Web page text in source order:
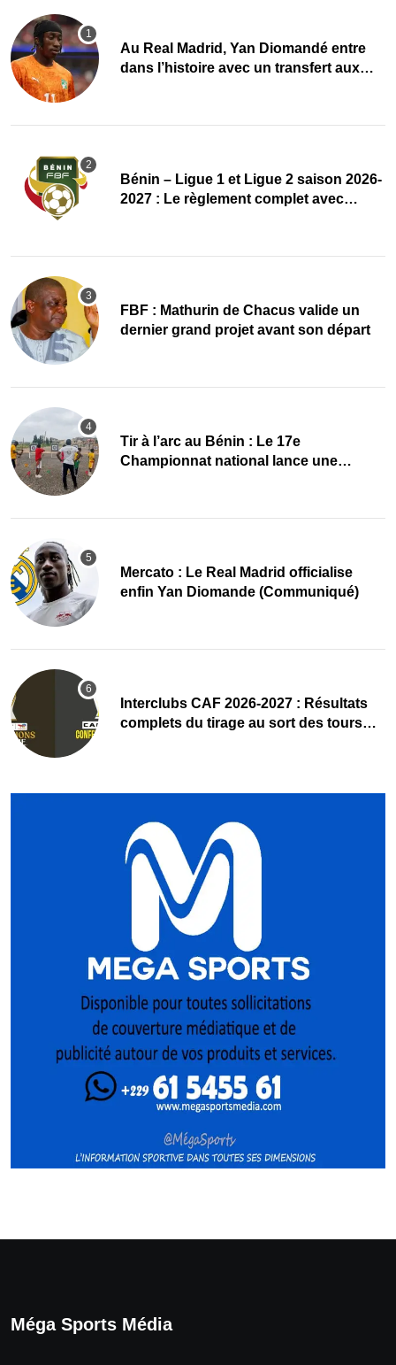
Au Real Madrid, Yan Diomandé entre
dans l’histoire avec un transfert aux
Bénin – Ligue 1 et Ligue 2 saison 2026-
2027 : Le règlement complet avec
FBF : Mathurin de Chacus valide un
dernier grand projet avant son départ
Tir à l’arc au Bénin : Le 17e
Championnat national lance une
Mercato : Le Real Madrid officialise
enfin Yan Diomande (Communiqué)
Interclubs CAF 2026-2027 : Résultats
complets du tirage au sort des tours
Méga Sports Média